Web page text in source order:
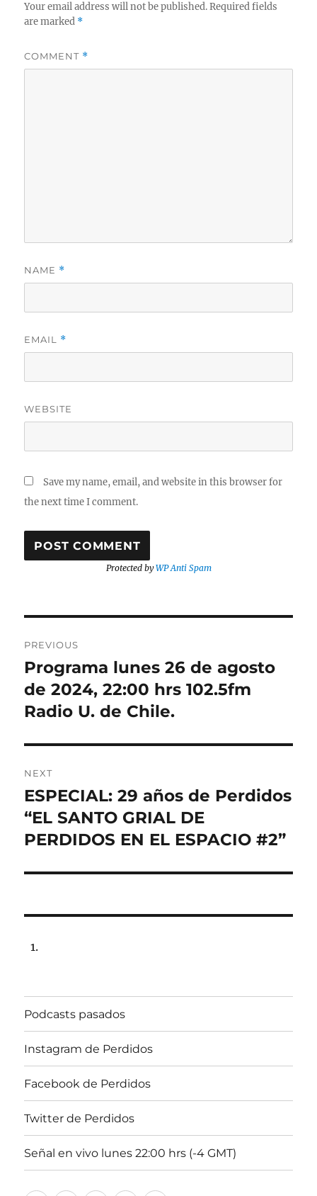
Your email address will not be published. Required fields
are marked *
COMMENT *
NAME *
EMAIL *
WEBSITE
Save my name, email, and website in this browser for
the next time I comment.
Protected byWP Anti Spam
navigation
PREVIOUS
Previous
post:
Programa lunes 26 de agosto
de 2024, 22:00 hrs 102.5fm
Radio U. de Chile.
NEXT
Next
post:
ESPECIAL: 29 años de Perdidos
“EL SANTO GRIAL DE
PERDIDOS EN EL ESPACIO #2”
Podcasts pasados
Instagram de Perdidos
Facebook de Perdidos
Twitter de Perdidos
Señal en vivo lunes 22:00 hrs (-4 GMT)